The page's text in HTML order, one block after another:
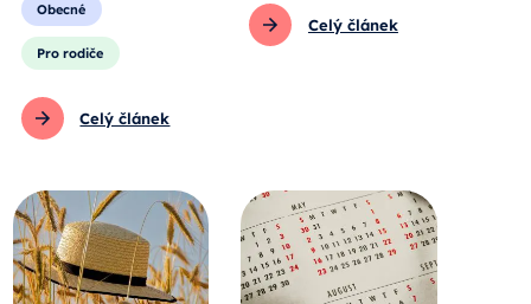
Obecné
Pro rodiče
Celý článek
Celý článek